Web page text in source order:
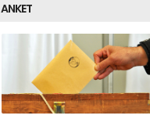
ANKET